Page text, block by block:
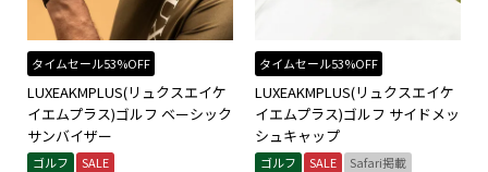
タイムセール53%OFF
LUXEAKMPLUS(リュクスエイケ
イエムプラス)ゴルフ ベーシック
サンバイザー
ゴルフ SALE
タイムセール53%OFF
LUXEAKMPLUS(リュクスエイケ
イエムプラス)ゴルフ サイドメッ
シュキャップ
ゴルフ SALE Safari掲載